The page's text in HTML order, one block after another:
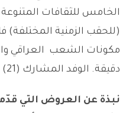
الخامس للثقافات
(للحقب الزمنية المختلفة)
دقيقة. الوفد المشارك (21) عضوا
نبذة عن العروض التي